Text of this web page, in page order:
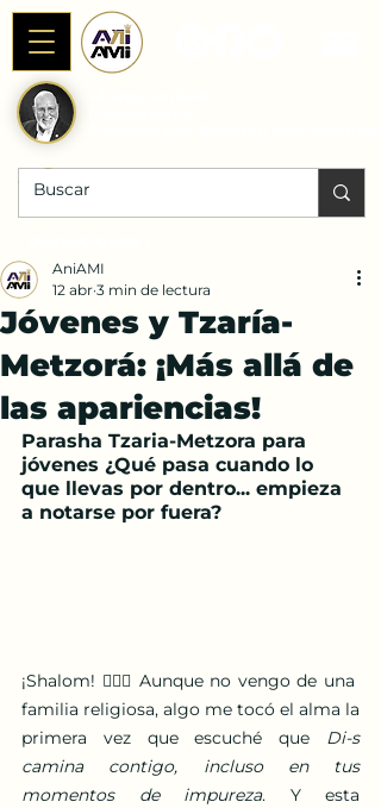
Jóvenes y Tzaría-
Metzorá: ¡Más allá de
las apariencias!
AniAMI
12 abr 3 min de lectura
Parasha Tzaria-Metzora para
jóvenes ¿Qué pasa cuando lo
que llevas por dentro... empieza
a notarse por fuera?
¡Shalom! 🙋🏽‍♂️ Aunque no vengo de una
familia religiosa, algo me tocó el alma la
primera vez que escuché que Di-s
camina contigo, incluso en tus
momentos de impureza. Y esta